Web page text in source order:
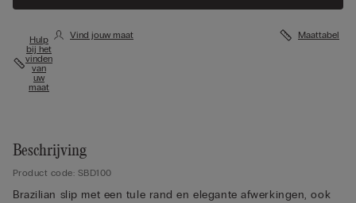
Hulp
bij het
vinden
van
uw
maat
Vind jouw maat Maattabel
Beschrijving
Product code: SBD100
Brazilian slip met een tule rand en elegante afwerkingen, ook